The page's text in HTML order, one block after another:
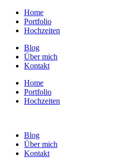
Home
Portfolio
Hochzeiten
Blog
Über mich
Kontakt
Home
Portfolio
Hochzeiten
Blog
Über mich
Kontakt